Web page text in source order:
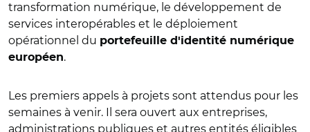
transformation numérique, le développement de
services interopérables et le déploiement
opérationnel du portefeuille d'identité numérique
européen.
Les premiers appels à projets sont attendus pour les
semaines à venir. Il sera ouvert aux entreprises,
administrations publiques et autres entités éligibles